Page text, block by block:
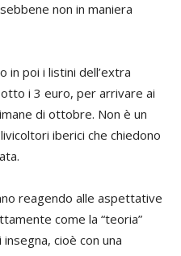
non in maniera
in poi i listini dell’extra
i 3 euro, per arrivare ai
di ottobre. Non è un
iberici che chiedono
reagendo alle aspettative
come la “teoria”
cioè con una